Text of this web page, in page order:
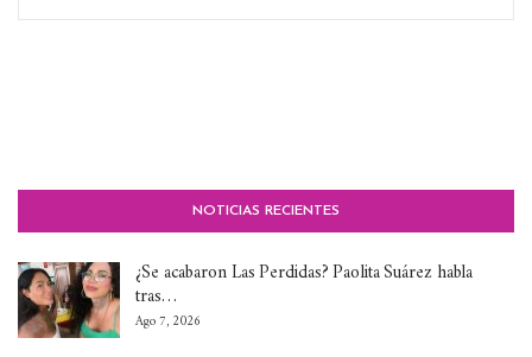
NOTICIAS RECIENTES
¿Se acabaron Las Perdidas? Paolita Suárez habla
tras…
Ago 7, 2026